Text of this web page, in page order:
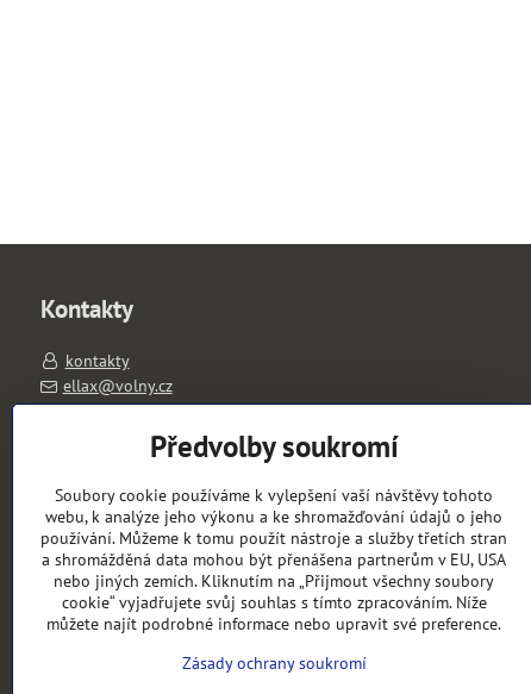
Kontakty
kontakty
ellax@volny.cz
603263026
PO-PÁ 11-18 hod.
výdejní místo: Slavíkova 1657/1, 120 00 Praha 2
Objednávky
Stav objednávky
Předvolby soukromí
Soubory cookie používáme k vylepšení vaší návštěvy tohoto
webu, k analýze jeho výkonu a ke shromažďování údajů o jeho
používání. Můžeme k tomu použít nástroje a služby třetích stran
a shromážděná data mohou být přenášena partnerům v EU, USA
nebo jiných zemích. Kliknutím na „Přijmout všechny soubory
cookie“ vyjadřujete svůj souhlas s tímto zpracováním. Níže
můžete najít podrobné informace nebo upravit své preference.
Zásady ochrany soukromí